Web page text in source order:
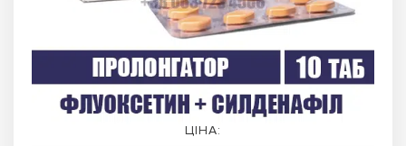
ЦІНА: